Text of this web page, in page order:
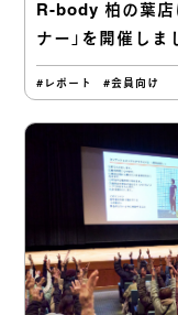
R-body 柏の葉店
ナー」を開催しま
#レポート #会員向け